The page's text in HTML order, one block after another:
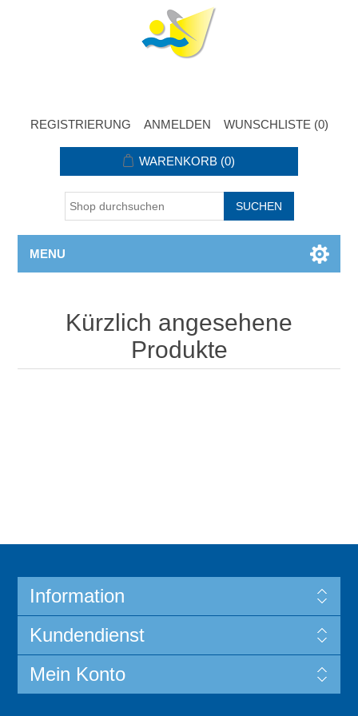
REGISTRIERUNG ANMELDEN WUNSCHLISTE (0)
WARENKORB (0)
MENU
Kürzlich angesehene
Produkte
Information
Kundendienst
Mein Konto